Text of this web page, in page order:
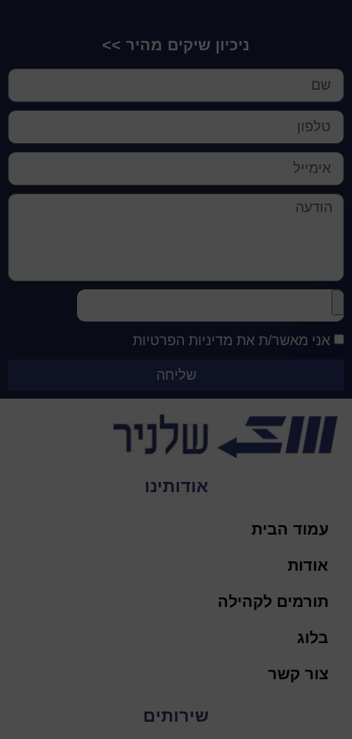
ניכיון שיקים מהיר >>
אני מאשר/ת את מדיניות הפרטיות
שליחה
אודותינו
עמוד הבית
אודות
תורמים לקהילה
בלוג
צור קשר
שירותים